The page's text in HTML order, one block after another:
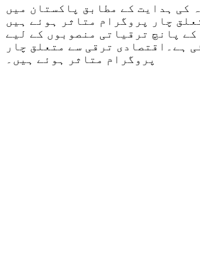
کی ہدایت کے مطابق پاکستان میں
چار پروگرام متاثر ہوئے ہیں
کے پانچ ترقیاتی منصوبوں کے لیے
ہے۔اقتصادی ترقی سے متعلق چار
پروگرام متاثر ہوئے ہیں۔